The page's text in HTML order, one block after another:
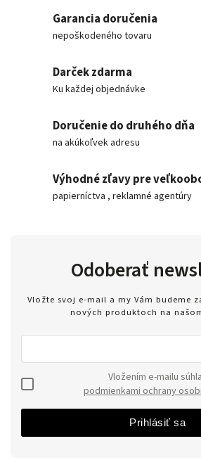
Garancia doručenia
nepoškodeného tovaru
Darček zdarma
Ku každej objednávke
Doručenie do druhého dňa
na akúkoľvek adresu
Výhodné zľavy pre
papierníctva , reklamné agentúry
Odoberať
Vložte svoj e-mail a my Vám budeme
nových produktoch na
podmienkami ochrany
Prihlásiť sa